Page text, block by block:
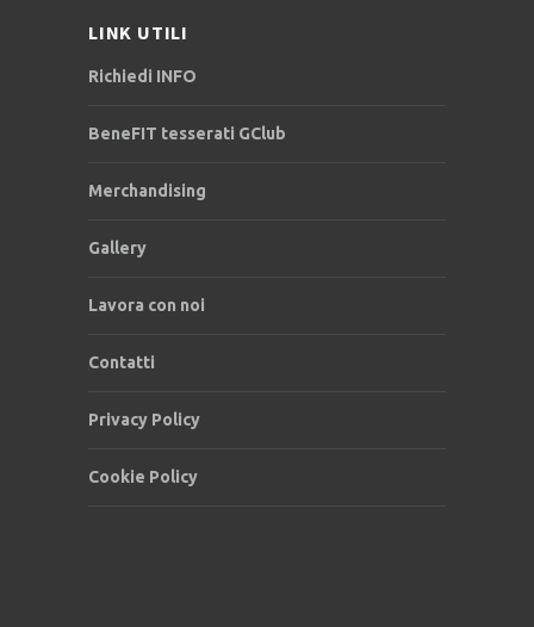
LINK UTILI
Richiedi INFO
BeneFIT tesserati GClub
Merchandising
Gallery
Lavora con noi
Contatti
Privacy Policy
Cookie Policy